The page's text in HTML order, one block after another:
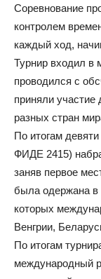
Соревнование
контролем
каждый ход,
Турнир входил
проводился с
приняли участие
разных стран
По итогам
ФИДЕ 2415)
заняв первое
была одержана в
которых
Венгрии,
По итогам
международный